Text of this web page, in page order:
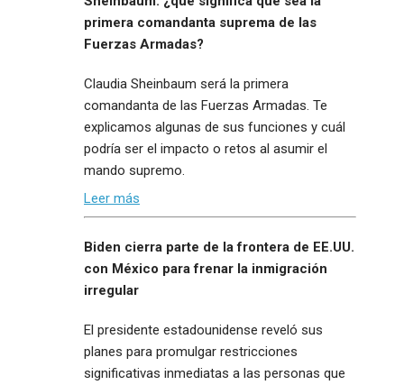
primera comandanta suprema de las
Fuerzas Armadas?
Claudia Sheinbaum será la primera
comandanta de las Fuerzas Armadas. Te
explicamos algunas de sus funciones y cuál
podría ser el impacto o retos al asumir el
mando supremo.
Leer más
Biden cierra parte de la frontera de EE.UU.
con México para frenar la inmigración
irregular
El presidente estadounidense reveló sus
planes para promulgar restricciones
significativas inmediatas a las personas que